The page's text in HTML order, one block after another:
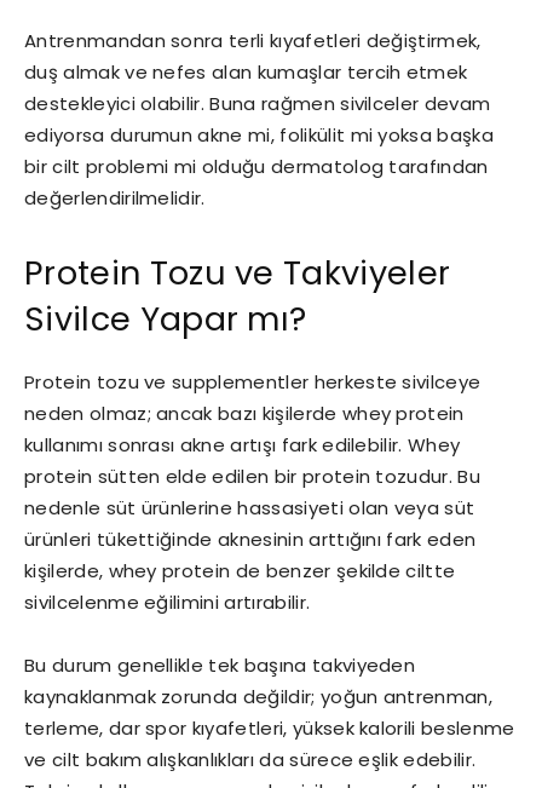
Antrenmandan sonra terli kıyafetleri değiştirmek,
duş almak ve nefes alan kumaşlar tercih etmek
destekleyici olabilir. Buna rağmen sivilceler devam
ediyorsa durumun akne mi, folikülit mi yoksa başka
bir cilt problemi mi olduğu dermatolog tarafından
değerlendirilmelidir.
Protein Tozu ve Takviyeler
Sivilce Yapar mı?
Protein tozu ve supplementler herkeste sivilceye
neden olmaz; ancak bazı kişilerde whey protein
kullanımı sonrası akne artışı fark edilebilir. Whey
protein sütten elde edilen bir protein tozudur. Bu
nedenle süt ürünlerine hassasiyeti olan veya süt
ürünleri tükettiğinde aknesinin arttığını fark eden
kişilerde, whey protein de benzer şekilde ciltte
sivilcelenme eğilimini artırabilir.
Bu durum genellikle tek başına takviyeden
kaynaklanmak zorunda değildir; yoğun antrenman,
terleme, dar spor kıyafetleri, yüksek kalorili beslenme
ve cilt bakım alışkanlıkları da sürece eşlik edebilir.